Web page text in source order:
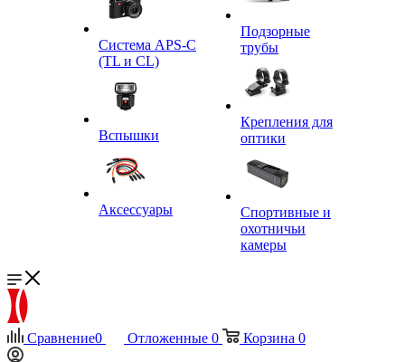
Система APS-C
(TL и CL)
Вспышки
Аксессуары
Подзорные
трубы
Крепления для
оптики
Спортивные и
охотничьи
камеры
Сравнение0 Отложенные 0 Корзина 0